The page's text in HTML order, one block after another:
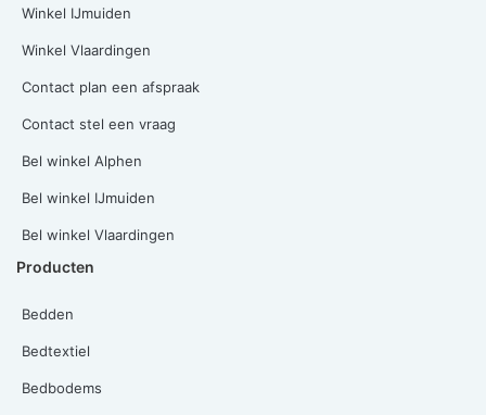
Winkel IJmuiden
Winkel Vlaardingen
Contact plan een afspraak
Contact stel een vraag
Bel winkel Alphen
Bel winkel IJmuiden
Bel winkel Vlaardingen
Producten
Bedden
Bedtextiel
Bedbodems